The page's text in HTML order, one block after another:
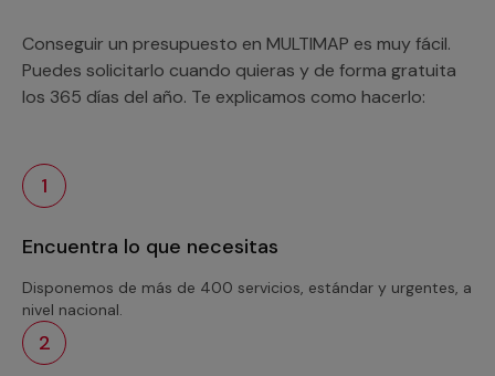
Conseguir un presupuesto en MULTIMAP es muy fácil.
Puedes solicitarlo cuando quieras y de forma gratuita
los 365 días del año. Te explicamos como hacerlo:
1
Encuentra lo que necesitas
Disponemos de más de 400 servicios, estándar y urgentes, a
nivel nacional.
2